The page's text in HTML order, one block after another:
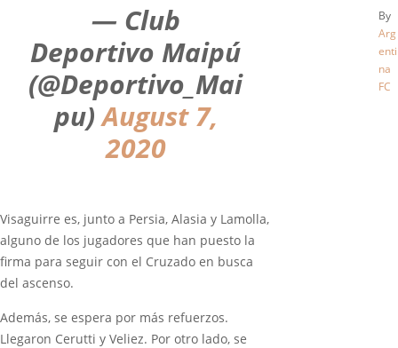
— Club
Deportivo Maipú
(@Deportivo_Mai
pu)August 7,
2020
Visaguirre es, junto a Persia, Alasia y Lamolla,
alguno de los jugadores que han puesto la
firma para seguir con el Cruzado en busca
del ascenso.
Además, se espera por más refuerzos.
Llegaron Cerutti y Veliez. Por otro lado, se
By
Arg
enti
na
FC